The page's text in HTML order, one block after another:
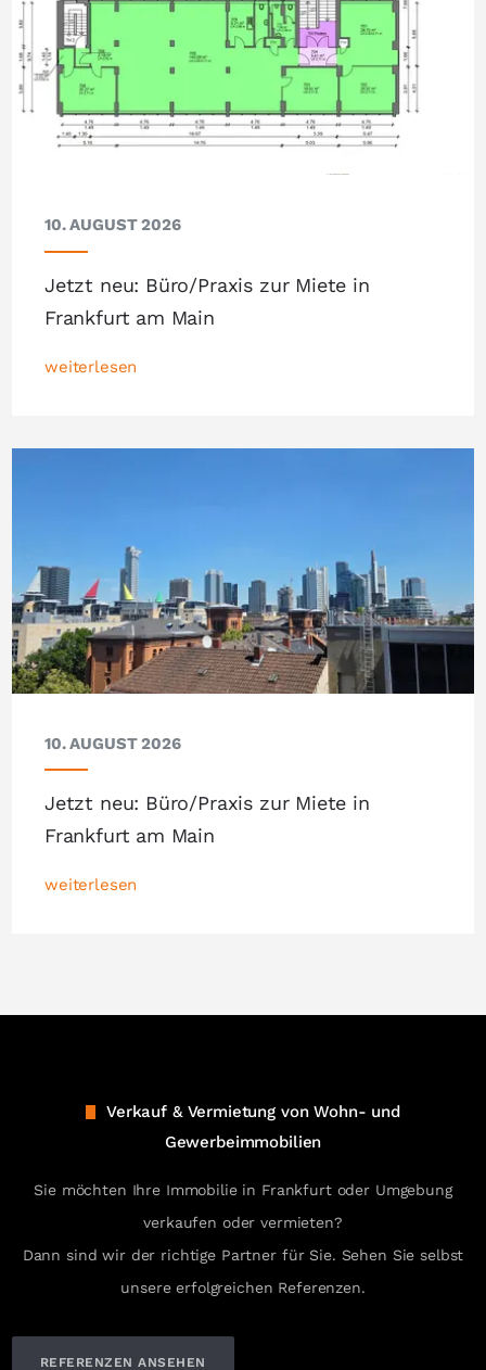
10. AUGUST 2026
Jetzt neu: Büro/Praxis zur Miete in
Frankfurt am Main
weiterlesen
10. AUGUST 2026
Jetzt neu: Büro/Praxis zur Miete in
Frankfurt am Main
weiterlesen
Verkauf & Vermietung von Wohn- und
Gewerbeimmobilien
Sie möchten Ihre Immobilie in Frankfurt oder Umgebung
verkaufen oder vermieten?
Dann sind wir der richtige Partner für Sie. Sehen Sie selbst
unsere erfolgreichen Referenzen.
REFERENZEN ANSEHEN